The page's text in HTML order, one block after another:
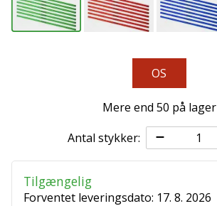
11. 8. 2022
egen
hjemmeside,
blog,
OS
Mere end 50 på lager
Antal stykker:
Tilgængelig
Forventet leveringsdato: 17. 8. 2026